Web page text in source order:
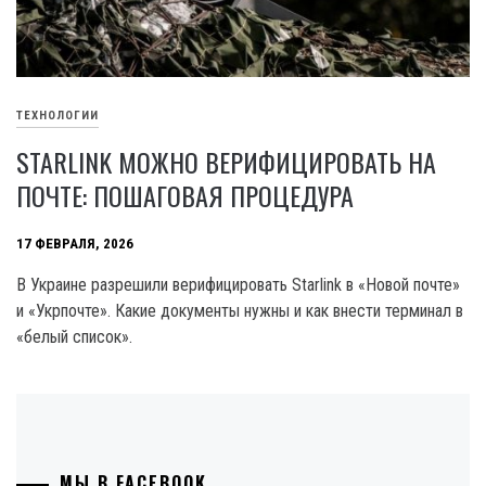
ТЕХНОЛОГИИ
STARLINK МОЖНО ВЕРИФИЦИРОВАТЬ НА
ПОЧТЕ: ПОШАГОВАЯ ПРОЦЕДУРА
17 ФЕВРАЛЯ, 2026
В Украине разрешили верифицировать Starlink в «Новой почте»
и «Укрпочте». Какие документы нужны и как внести терминал в
«белый список».